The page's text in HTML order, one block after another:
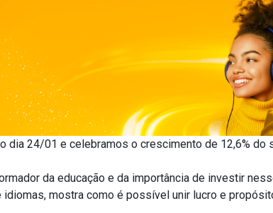
dia 24/01 e celebramos o crescimento de 12,6% do
da educação e da importância de investir
idiomas, mostra como é possível unir lucro e